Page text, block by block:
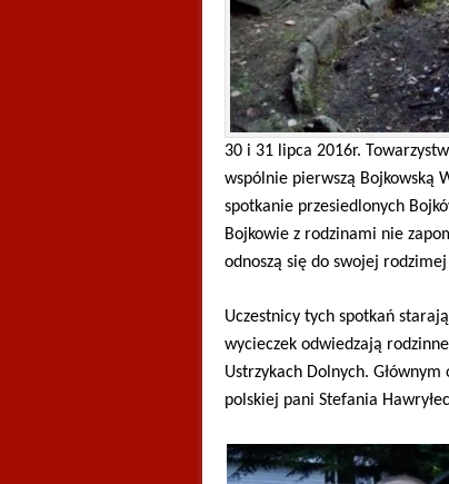
30 i 31 lipca 2016r.
wspólnie pierwszą Bojkowską
spotkanie przesiedlonych
Bojkowie z rodzinami nie
odnoszą się do swojej
Uczestnicy tych spotkań
wycieczek odwiedzają
Ustrzykach Dolnych.
polskiej pani Stefania